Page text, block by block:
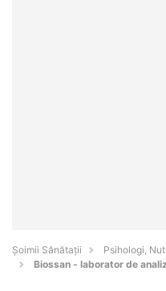
Şoimii Sănătații
Psihologi,
Biossan - laborator de